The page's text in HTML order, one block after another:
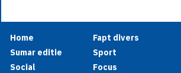
Home
Sumar editie
Social
Fapt divers
Sport
Focus